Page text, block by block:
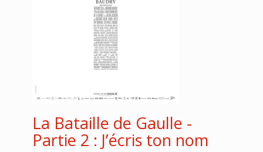
La Bataille de Gaulle -
Partie 2 : J’écris ton nom